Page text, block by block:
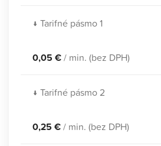
↓ Tarifné pásmo 1
0,05 €/ min. (bez DPH)
↓ Tarifné pásmo 2
0,25 €/ min. (bez DPH)